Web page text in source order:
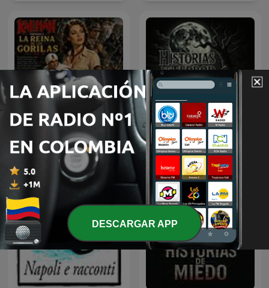
Kalimán | 08 La Reina de
los Gorilas -1966
Historias De Terror
DESCARGAR APP